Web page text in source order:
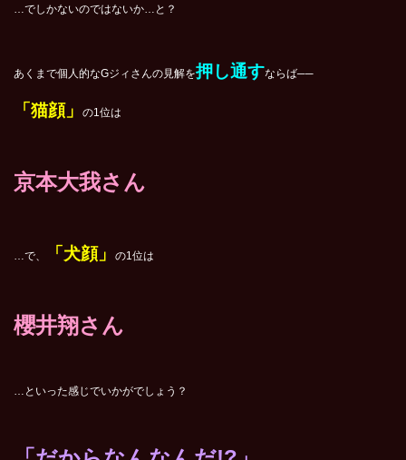
…でしかないのではないか…と？
あくまで個人的なGジィさんの見解を押し通すならば──
「猫顔」 の1位は
京本大我さん
…で、 「犬顔」 の1位は
櫻井翔さん
…といった感じでいかがでしょう？